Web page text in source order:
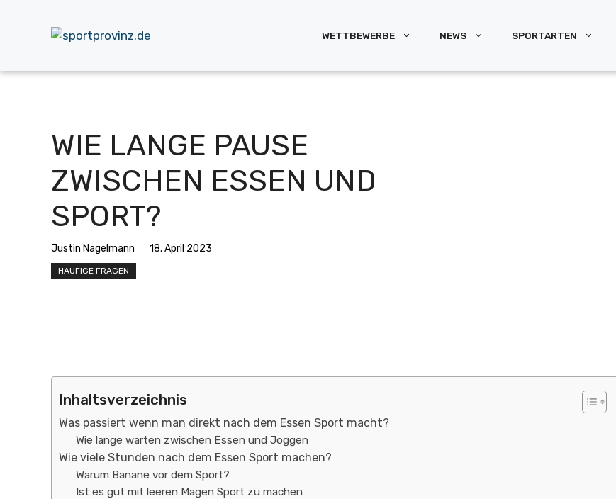
WETTBEWERBE NEWS SPORTARTEN
WIE LANGE PAUSE
ZWISCHEN ESSEN UND
SPORT?
Justin Nagelmann 18. April 2023
HÄUFIGE FRAGEN
Inhaltsverzeichnis
Was passiert wenn man direkt nach dem Essen Sport macht?
Wie lange warten zwischen Essen und Joggen
Wie viele Stunden nach dem Essen Sport machen?
Warum Banane vor dem Sport?
Ist es gut mit leeren Magen Sport zu machen